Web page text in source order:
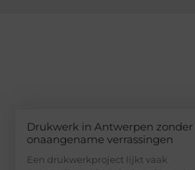
Drukwerk in Antwerpen zonder
onaangename verrassingen
Een drukwerkproject lijkt vaak